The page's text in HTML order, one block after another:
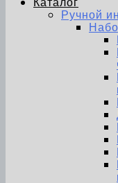
Ручной